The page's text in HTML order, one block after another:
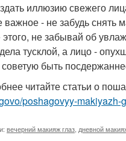
иллюзию свежего
- не забудь снять
не забывай об
тусклой, а лицо -
быть
читайте статьи о
poshagovyy-makiyazh-
вечерний макияж глаз дневной